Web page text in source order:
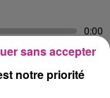
0:00
notre priorité
sans accepter